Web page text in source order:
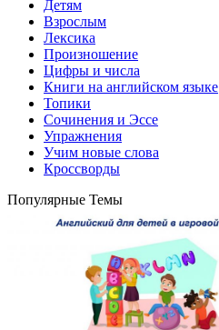
Детям
Взрослым
Лексика
Произношение
Цифры и числа
Книги на английском языке
Топики
Сочинения и Эссе
Упражнения
Учим новые слова
Кроссворды
Популярные Темы